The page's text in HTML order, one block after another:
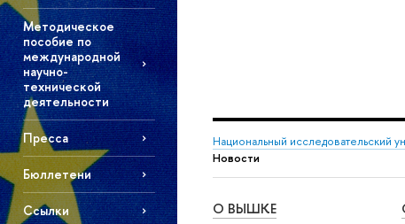
Методическое
пособие по
международной
научно-
технической
деятельности
Пресса
Бюллетени
Ссылки
Национальный исследовательский
Новости
О ВЫШКЕ